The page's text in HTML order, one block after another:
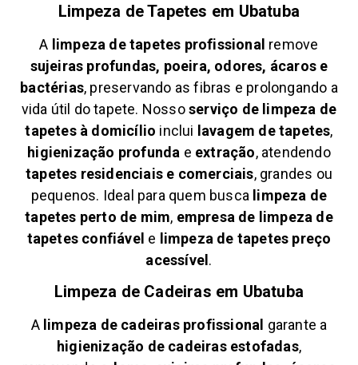
Limpeza de Tapetes em Ubatuba
A limpeza de tapetes profissional remove
sujeiras profundas, poeira, odores, ácaros e
bactérias, preservando as fibras e prolongando a
vida útil do tapete. Nossoserviço de limpeza de
tapetes à domicílio inclui lavagem de tapetes,
higienização profunda e extração, atendendo
tapetes residenciais e comerciais, grandes ou
pequenos. Ideal para quem busca limpeza de
tapetes perto de mim, empresa de limpeza de
tapetes confiável e limpeza de tapetes preço
acessível .
Limpeza de Cadeiras em Ubatuba
A limpeza de cadeiras profissional garante a
higienização de cadeiras estofadas,